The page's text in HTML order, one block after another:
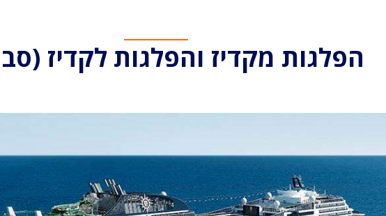
הפלגות מקדיז והפלגות לקדיז